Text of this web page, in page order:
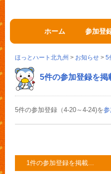
ホーム 参加登
ほっとハート北九州 > お知らせ > 5
5件の参加登録を掲
5件の参加登録（4-20～4-24)を参
1件の参加登録を掲載...